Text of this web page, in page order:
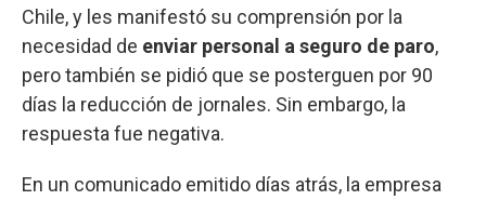
Chile, y les manifestó su comprensión por la
necesidad de enviar personal a seguro de paro,
pero también se pidió que se posterguen por 90
días la reducción de jornales. Sin embargo, la
respuesta fue negativa.
En un comunicado emitido días atrás, la empresa